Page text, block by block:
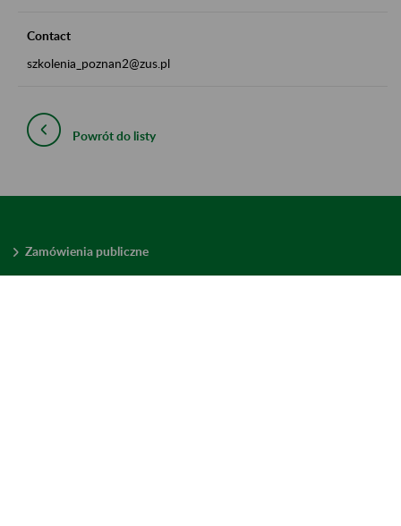
Contact
szkolenia_poznan2@zus.pl
Powrót do listy
Zamówienia publiczne